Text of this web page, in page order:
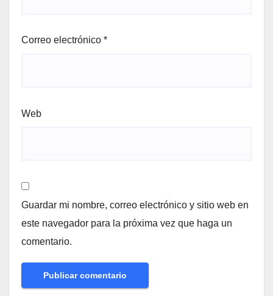
Correo electrónico *
Web
Guardar mi nombre, correo electrónico y sitio web en
este navegador para la próxima vez que haga un
comentario.